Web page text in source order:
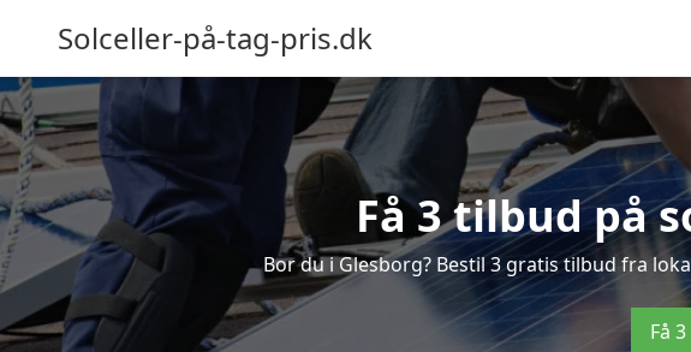
Solceller-på-tag-pris.dk
Få 3 tilbud på
Bor du i Glesborg? Bestil 3 gratis tilbud fra
Få